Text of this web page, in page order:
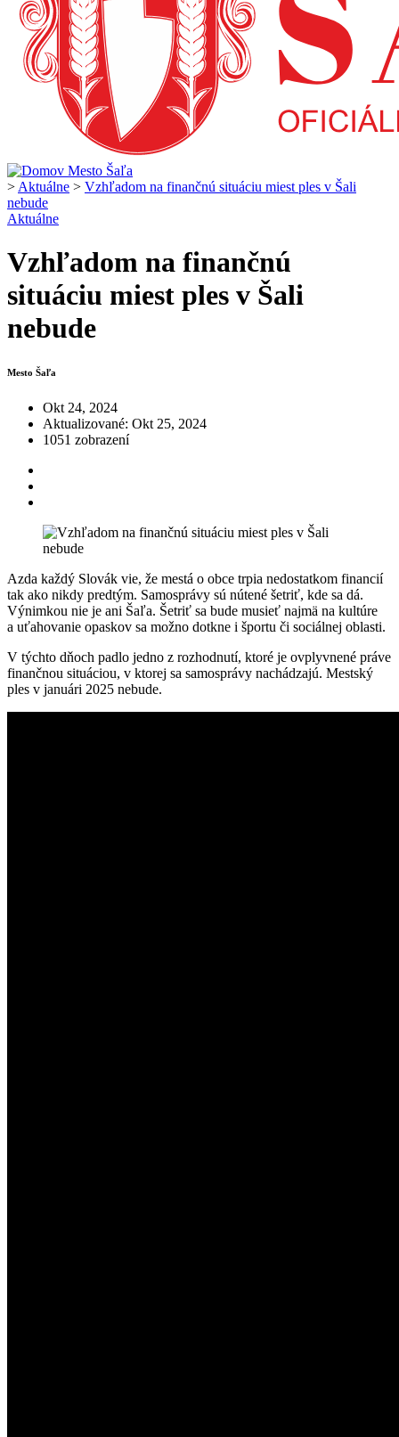
> Aktuálne > Vzhľadom na finančnú situáciu miest ples v Šali
nebude
Aktuálne
Vzhľadom na finančnú
situáciu miest ples v Šali
nebude
Mesto Šaľa
Okt 24, 2024
Aktualizované: Okt 25, 2024
1051 zobrazení
Azda každý Slovák vie, že mestá o obce trpia nedostatkom financií
tak ako nikdy predtým. Samosprávy sú nútené šetriť, kde sa dá.
Výnimkou nie je ani Šaľa. Šetriť sa bude musieť najmä na kultúre
a uťahovanie opaskov sa možno dotkne i športu či sociálnej oblasti.
V týchto dňoch padlo jedno z rozhodnutí, ktoré je ovplyvnené práve
finančnou situáciou, v ktorej sa samosprávy nachádzajú. Mestský
ples v januári 2025 nebude.